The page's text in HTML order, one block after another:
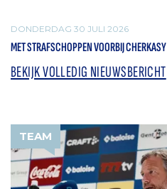
DONDERDAG 30 JULI 2026
MET STRAFSCHOPPEN VOORBIJ CHERKASY
BEKIJK VOLLEDIG NIEUWSBERICHT
TEAM